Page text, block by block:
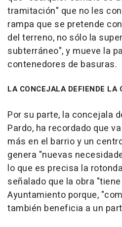
tramitación" que no les
rampa que se pretende
del terreno, no sólo la
subterráneo", y mueve la
contenedores de basuras.
LA CONCEJALA DEFIENDE LA
Por su parte, la concejala
Pardo, ha recordado que
más en el barrio y un
genera "nuevas
lo que es precisa la
señalado que la obra
Ayuntamiento porque,
también beneficia a un